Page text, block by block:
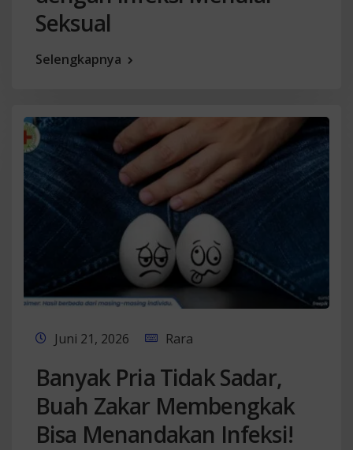
Seksual
Selengkapnya
Juni 21, 2026 Rara
Banyak Pria Tidak Sadar,
Buah Zakar Membengkak
Bisa Menandakan Infeksi!